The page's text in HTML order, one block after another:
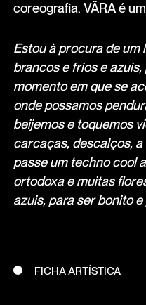
coreografia. VÄRA é
Estou à procura de
brancos e frios e
momento em que se
onde possamos
beijemos e toquemos
carcaças, descalços, a
passe um techno cool
ortodoxa e muitas
azuis, para ser bonito
FICHA ARTÍSTICA